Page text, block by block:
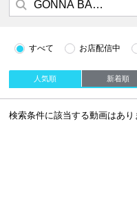
すべて お店配信中
人気順 新着順
検索条件に該当する動画はあり